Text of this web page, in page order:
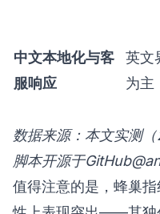
中文本地化与客
服响应
英文
为主
数据来源：本文实测
脚本开源于
值得注意的是， 蜂巢